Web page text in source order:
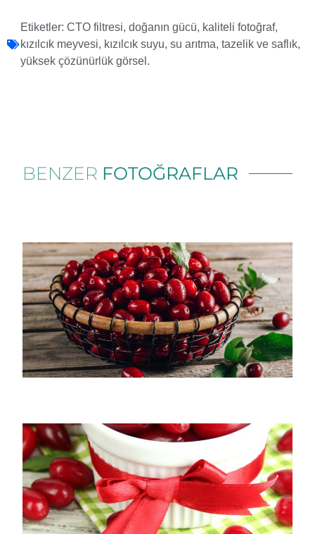
Etiketler: CTO filtresi, doğanın gücü, kaliteli fotoğraf,
kızılcık meyvesi, kızılcık suyu, su arıtma, tazelik ve saflık,
yüksek çözünürlük görsel.
BENZER FOTOĞRAFLAR